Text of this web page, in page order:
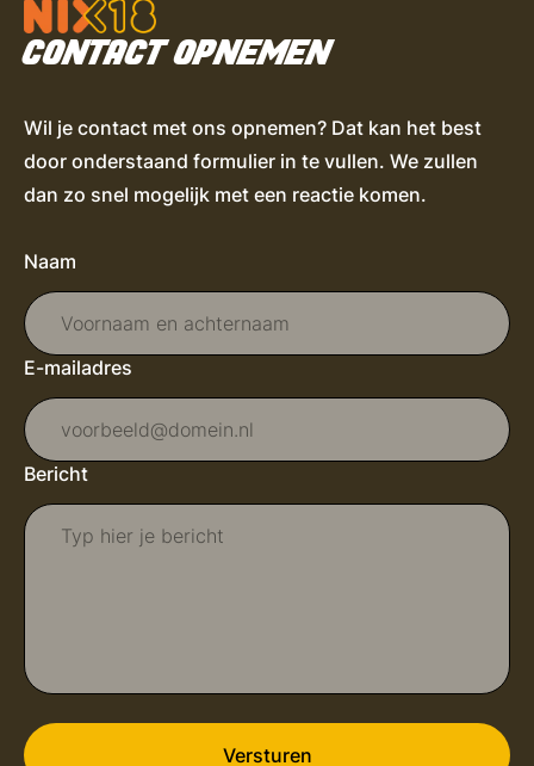
CONTACT OPNEMEN
Wil je contact met ons opnemen? Dat kan het best
door onderstaand formulier in te vullen. We zullen
dan zo snel mogelijk met een reactie komen.
Naam
E-mailadres
Bericht
Versturen